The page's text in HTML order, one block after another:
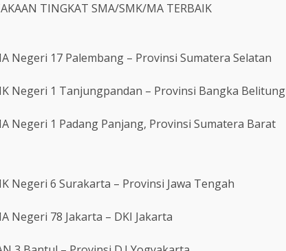
TINGKAT SMA/SMK/MA TERBAIK
Negeri 17 Palembang – Provinsi Sumatera Selatan
Negeri 1 Tanjungpandan – Provinsi Bangka Belitung
Negeri 1 Padang Panjang, Provinsi Sumatera Barat
Negeri 6 Surakarta – Provinsi Jawa Tengah
Negeri 78 Jakarta – DKI Jakarta